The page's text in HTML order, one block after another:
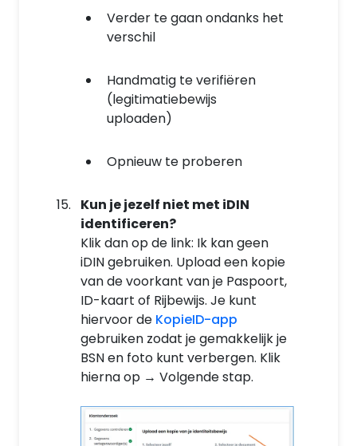
Verder te gaan ondanks het
verschil
Handmatig te verifiëren
(legitimatiebewijs
uploaden)
Opnieuw te proberen
Kun je jezelf niet met iDIN
identificeren?
Klik dan op de link: Ik kan geen
iDIN gebruiken. Upload een kopie
van de voorkant van je Paspoort,
ID-kaart of Rijbewijs. Je kunt
hiervoor de KopieID-app
gebruiken zodat je gemakkelijk je
BSN en foto kunt verbergen. Klik
hierna op → Volgende stap.